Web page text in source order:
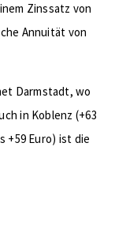
Zinssatz von
Annuität von
Darmstadt, wo
in Koblenz (+63
+59 Euro) ist die